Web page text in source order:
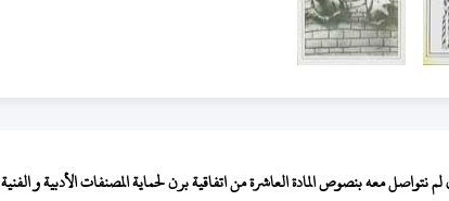
معه بنصوص المادة العاشرة من اتفاقية برن لحماية المصنفات الأدبية و الفنية